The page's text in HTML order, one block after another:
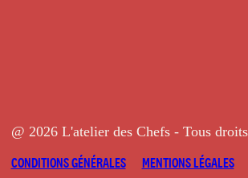
@ 2026 L'atelier des Chefs - Tous
CONDITIONS GÉNÉRALES
MENTIONS LÉGALES